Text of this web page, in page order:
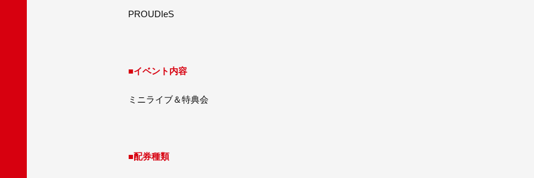
PROUDIeS
■イベント内容
ミニライブ＆特典会
■配券種類